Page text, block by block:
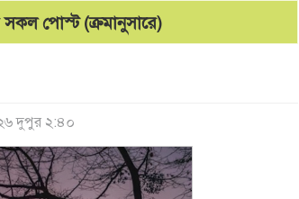
পোস্ট (ক্রমানুসারে)
দুপুর ২:৪০